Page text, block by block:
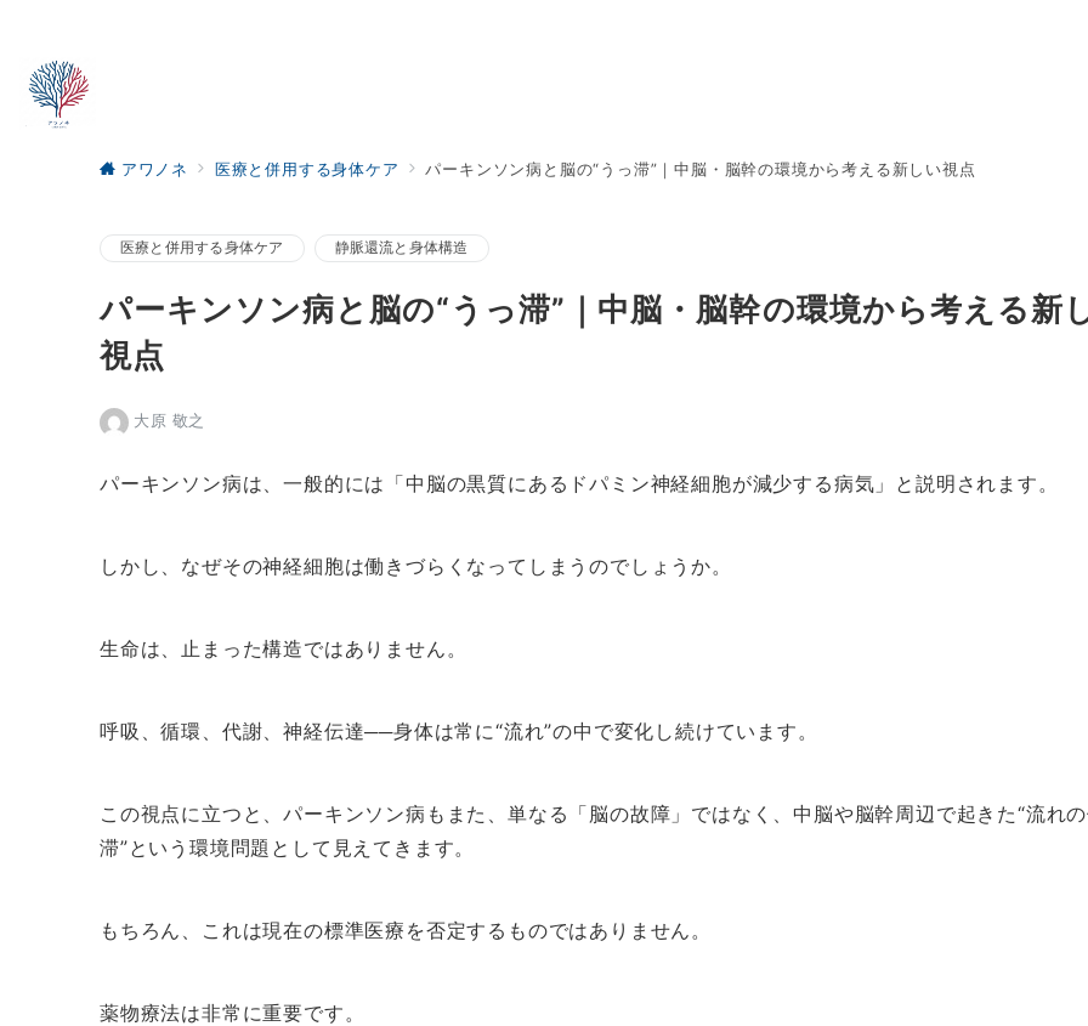
アワノネ 医療と併用する身体ケア パーキンソン病と脳の“うっ滞”｜中脳・脳幹の環境から考える新しい視点
医療と併用する身体ケア 静脈還流と身体構造
パーキンソン病と脳の“うっ滞”｜中脳・脳幹の環境から考える新
視点
大原 敬之
パーキンソン病は、一般的には「中脳の黒質にあるドパミン神経細胞が減少する病気」と説明されます。
しかし、なぜその神経細胞は働きづらくなってしまうのでしょうか。
生命は、止まった構造ではありません。
呼吸、循環、代謝、神経伝達──身体は常に“流れ”の中で変化し続けています。
この視点に立つと、パーキンソン病もまた、単なる「脳の故障」ではなく、中脳や脳幹周辺で起きた“流れ
滞”という環境問題として見えてきます。
もちろん、これは現在の標準医療を否定するものではありません。
薬物療法は非常に重要です。